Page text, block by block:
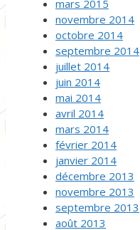
mars 2015
novembre 2014
octobre 2014
septembre 2014
juillet 2014
juin 2014
mai 2014
avril 2014
mars 2014
février 2014
janvier 2014
décembre 2013
novembre 2013
septembre 2013
août 2013